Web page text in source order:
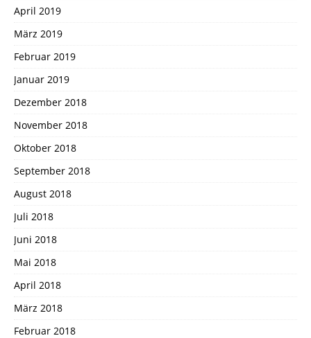
April 2019
März 2019
Februar 2019
Januar 2019
Dezember 2018
November 2018
Oktober 2018
September 2018
August 2018
Juli 2018
Juni 2018
Mai 2018
April 2018
März 2018
Februar 2018